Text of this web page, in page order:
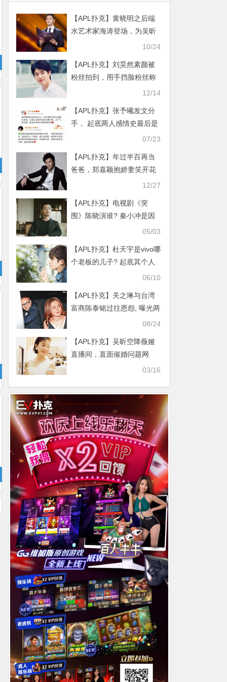
【APL扑克】黄晓明之后端
水艺术家海涛登场，为吴昕
10/24
【APL扑克】刘昊然素颜被
粉丝拍到，用手挡脸粉丝称
12/14
【APL扑克】张予曦发文分
手， 起底两人感情史最后是
07/23
【APL扑克】年过半百再当
爸爸，郑嘉颖抱娇妻笑开花
12/27
【APL扑克】电视剧《突
围》陈晓演谁? 秦小冲是因
05/03
【APL扑克】杜天宇是vivo哪
个老板的儿子? 起底其个人
06/10
【APL扑克】关之琳与台湾
富商陈泰铭过往恩怨, 曝光两
08/24
【APL扑克】吴昕空降薇娅
直播间，直面催婚问题网
03/16